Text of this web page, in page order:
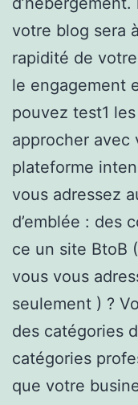
votre blog sera
rapidité de
le engagement
pouvez test1
approcher avec
plateforme
vous adressez
d’emblée : des
ce un site BtoB
vous vous
seulement ) ?
des catégories
catégories
que votre